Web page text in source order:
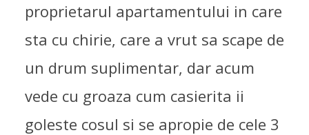
proprietarul apartamentului in care
sta cu chirie, care a vrut sa scape de
un drum suplimentar, dar acum
vede cu groaza cum casierita ii
goleste cosul si se apropie de cele 3